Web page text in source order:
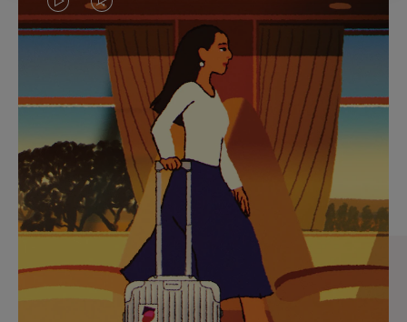
O
VÍDEO
NÃO
ESTÁ
PAUSADO,
PRESSIONE
PARA
PAUSÁ-
LO
O
VÍDEO
ESTÁ
SEM
SOM.
POR
FAVOR,
CLIQUE
PARA
ATIVÁ-
SELEÇÃO DE PRESENTES CUIDADOSAMENTE
SELECIONADA
Encontre a companheira
perfeita para cada viagem